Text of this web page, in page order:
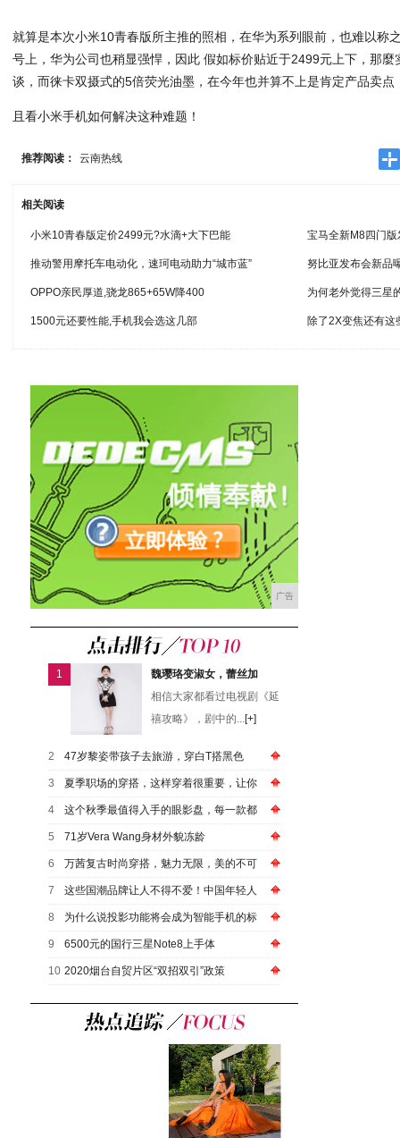
就算是本次小米10青春版所主推的照相，在华为系列眼前，也难以称
号上，华为公司也稍显强悍，因此 假如标价贴近于2499元上下，那
谈，而徕卡双摄式的5倍荧光油墨，在今年也并算不上是肯定产品卖点
且看小米手机如何解决这种难题！
推荐阅读： 云南热线
相关阅读
小米10青春版定价2499元?水滴+大下巴能 宝马全新M8四门
推动警用摩托车电动化，速珂电动助力“城市蓝” 努比亚发布会新品
OPPO亲民厚道,骁龙865+65W降400 为何老外觉得三星
1500元还要性能,手机我会选这几部 除了2X变焦还有这
广告
1
魏璎珞变淑女，蕾丝加
相信大家都看过电视剧《延
禧攻略》，剧中的...[+]
2 47岁黎姿带孩子去旅游，穿白T搭黑色
3 夏季职场的穿搭，这样穿着很重要，让你
4 这个秋季最值得入手的眼影盘，每一款都
5 71岁Vera Wang身材外貌冻龄
6 万茜复古时尚穿搭，魅力无限，美的不可
7 这些国潮品牌让人不得不爱！中国年轻人
8 为什么说投影功能将会成为智能手机的标
9 6500元的国行三星Note8上手体
10 2020烟台自贸片区“双招双引”政策